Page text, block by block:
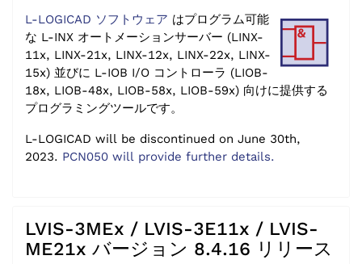
L-LOGICAD ソフトウェア はプログラム可能
な L-INX オートメーションサーバー (LINX-
11x, LINX-21x, LINX-12x, LINX-22x, LINX-
15x) 並びに L-IOB I/O コントローラ (LIOB-
18x, LIOB-48x, LIOB-58x, LIOB-59x) 向けに提供する
プログラミングツールです。
L-LOGICAD will be discontinued on June 30th,
2023. PCN050 will provide further details.
LVIS-3MEx / LVIS-3E11x / LVIS-
ME21x バージョン 8.4.16 リリース